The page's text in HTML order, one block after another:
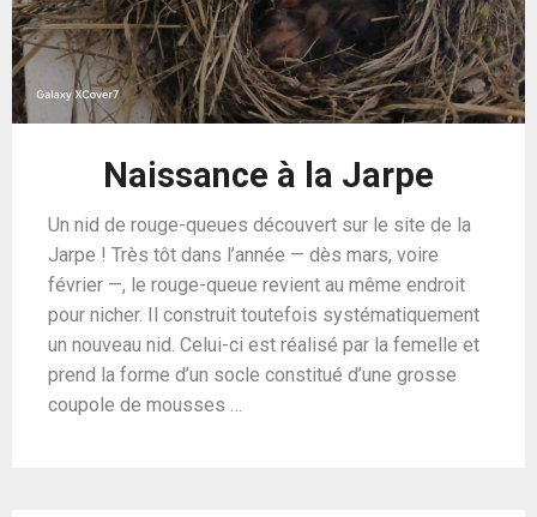
Naissance à la Jarpe
Un nid de rouge-queues découvert sur le site de la
Jarpe ! Très tôt dans l’année — dès mars, voire
février —, le rouge-queue revient au même endroit
pour nicher. Il construit toutefois systématiquement
un nouveau nid. Celui-ci est réalisé par la femelle et
prend la forme d’un socle constitué d’une grosse
coupole de mousses …